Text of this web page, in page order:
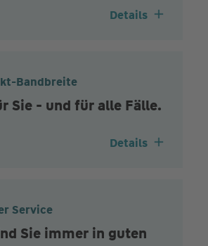
Details
Bandbreite
Sie - und für alle Fälle.
Details
Service
Sie immer in guten